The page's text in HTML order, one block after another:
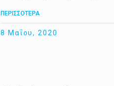
ΠΕΡΙΣΣΟΤΕΡΑ
8 Μαΐου, 2020